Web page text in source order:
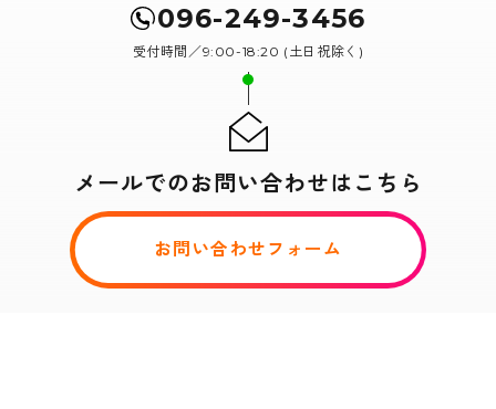
096-249-3456
受付時間／9:00-18:20 (土日祝除く)
メールでのお問い合わせはこちら
お問い合わせフォーム